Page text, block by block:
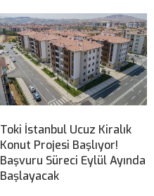
Toki İstanbul Ucuz Kiralık
Konut Projesi Başlıyor!
Başvuru Süreci Eylül Ayında
Başlayacak